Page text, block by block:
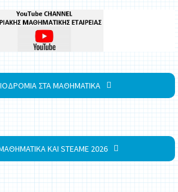
ΣΤΑ ΜΑΘΗΜΑΤΙΚΑ
ΚΑΙ STEAME 2026